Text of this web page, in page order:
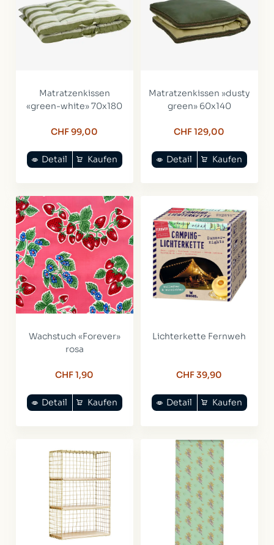
Matratzenkissen
«green-white» 70x180
CHF 99,00
Kaufen
Detail
Matratzenkissen »dusty
green» 60x140
CHF 129,00
Kaufen
Detail
Wachstuch «Forever»
rosa
CHF 1,90
Kaufen
Detail
Lichterkette Fernweh
CHF 39,90
Kaufen
Detail